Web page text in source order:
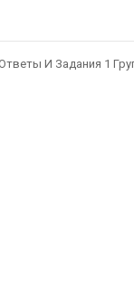
И Задания 1